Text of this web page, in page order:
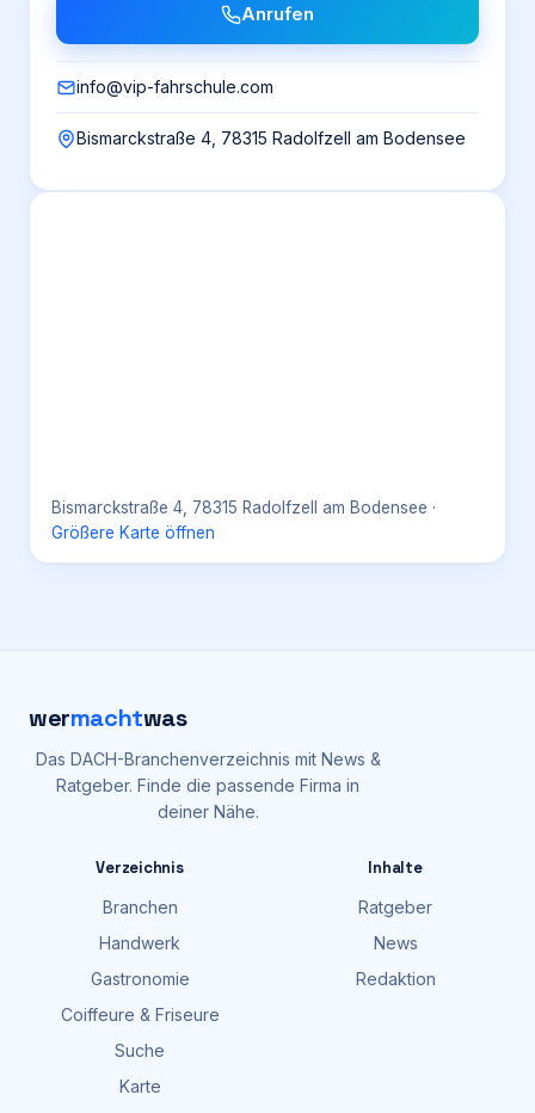
Anrufen
info@vip-fahrschule.com
Bismarckstraße 4, 78315 Radolfzell am Bodensee
Bismarckstraße 4, 78315 Radolfzell am Bodensee ·
Größere Karte öffnen
wermachtwas
Das DACH-Branchenverzeichnis mit News &
Ratgeber. Finde die passende Firma in
deiner Nähe.
Verzeichnis
Branchen
Handwerk
Gastronomie
Coiffeure & Friseure
Suche
Karte
Inhalte
Ratgeber
News
Redaktion